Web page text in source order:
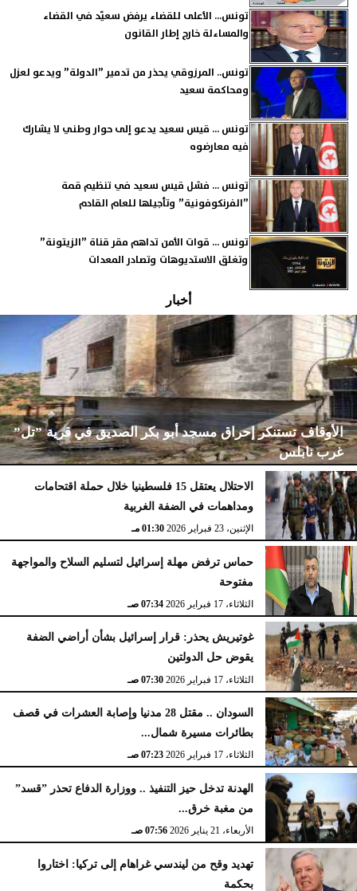
تونس... الأعلى للقضاء يرفض سعيّد في القضاء
والمساءلة خارج إطار القانون
تونس.. المرزوقي يحذر من تدمير ”الدولة” ويدعو لعزل
ومحاكمة سعيد
تونس ... قيس سعيد يدعو إلى حوار وطني لا يشارك
فيه معارضوه
تونس ... فشل قيس سعيد في تنظيم قمة
”الفرنكوفونية” وتأجيلها للعام القادم
تونس ... قوات الأمن تداهم مقر قناة ”الزيتونة”
وتغلق الاستديوهات وتصادر المعدات
أخبار
الأوقاف تستنكر إحراق مسجد أبو بكر الصديق في قرية ”تل”
غرب نابلس
الإثنين، 23 فبراير 2026 02:15 مـ
الاحتلال يعتقل 15 فلسطينيا خلال حملة اقتحامات
ومداهمات في الضفة الغربية
الإثنين، 23 فبراير 2026 01:30 مـ
حماس ترفض مهلة إسرائيل لتسليم السلاح والمواجهة
مفتوحة
الثلاثاء، 17 فبراير 2026 07:34 صـ
غوتيريش يحذر: قرار إسرائيل بشأن أراضي الضفة
يقوض حل الدولتين
الثلاثاء، 17 فبراير 2026 07:30 صـ
السودان .. مقتل 28 مدنيا وإصابة العشرات في قصف
بطائرات مسيرة شمال...
الثلاثاء، 17 فبراير 2026 07:23 صـ
الهدنة تدخل حيز التنفيذ .. ووزارة الدفاع تحذر ”قسد”
من مغبة خرق...
الأربعاء، 21 يناير 2026 07:56 صـ
تهديد وقح من ليندسي غراهام إلى تركيا: اختاروا
بحكمة